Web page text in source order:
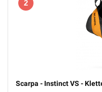
2
Scarpa - Instinct VS -